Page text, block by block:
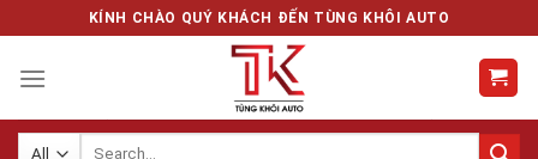
content
KÍNH CHÀO QUÝ KHÁCH ĐẾN TÙNG KHÔI AUTO